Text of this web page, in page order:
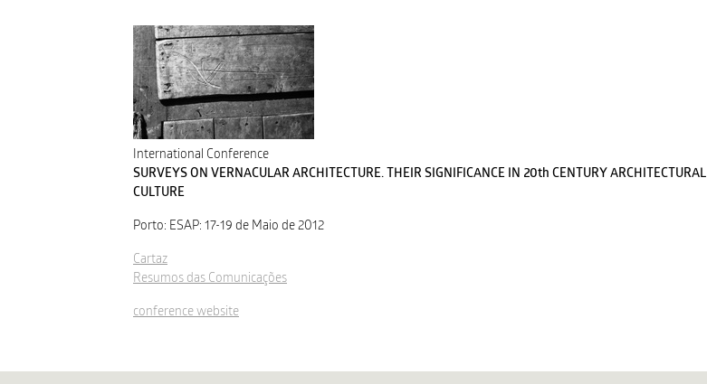
International Conference
SURVEYS ON VERNACULAR ARCHITECTURE. THEIR SIGNIFICANCE IN 20th CENTURY ARCHITECTURAL
CULTURE
Porto: ESAP: 17-19 de Maio de 2012
Cartaz
Resumos das Comunicações
conference website